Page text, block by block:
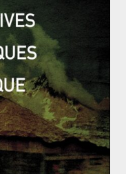
parcours.
Kitarović, présente
s’est imposée
des « Vatreni »,
la finale. Là encore
Kitarović.La
donner un visage
aussi présente dans
Vladimir Poutine et
célébrations. Nul